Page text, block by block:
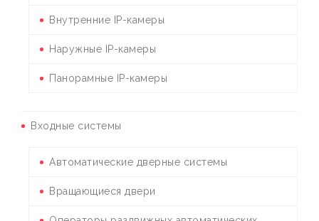
Внутренние IP-камеры
Наружные IP-камеры
Панорамные IP-камеры
Входные системы
Автоматические дверные системы
Вращающиеся двери